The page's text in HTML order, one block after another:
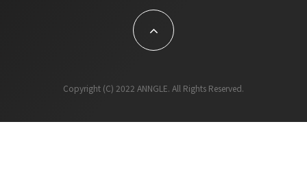
Copyright (C) 2022 ANNGLE. All Rights Reserved.